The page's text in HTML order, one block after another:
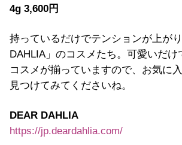
4g 3,600円
持っているだけでテンションが上が
DAHLIA」のコスメたち。可愛いだ
コスメが揃っていますので、お気に
見つけてみてくださいね。
DEAR DAHLIA
https://jp.deardahlia.com/